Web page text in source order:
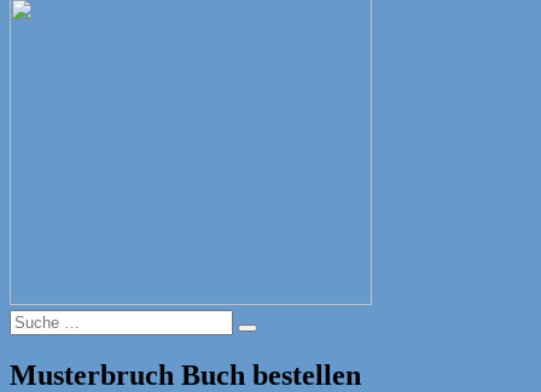
Suche
nach:
Suche
Musterbruch Buch bestellen